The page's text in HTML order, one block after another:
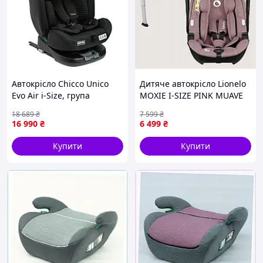
Автокрісло Chicco Unico
Evo Air i-Size, група
8703|
16 990 ₴
18 689₴
Купити
Дитяче автокрісло Lionelo
MOXIE I-SIZE PINK MUAVE
6 499 ₴
7 599₴
Купити